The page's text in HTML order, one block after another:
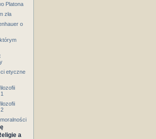
Platona
zła
o
etyczne
a